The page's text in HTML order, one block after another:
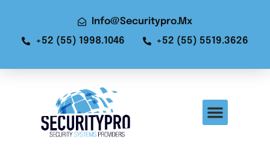
Info@securitypro.mx
+52 (55) 1998.1046
+52 (55) 5519.3626